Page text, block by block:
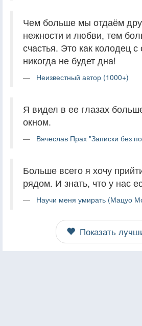
Чем больше мы отдаём
нежности и любви, тем
счастья. Это как колодец
никогда не будет дна!
Неизвестный автор (1000+)
Я видел в ее глазах
окном.
Вячеслав Прах "Записки без
Больше всего я хочу
рядом. И знать, что у нас
Научи меня умирать (Мацуо
Показать